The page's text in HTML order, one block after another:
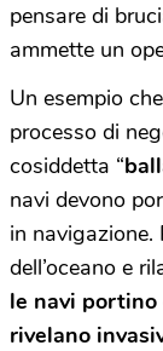
pensare di
ammette un
Un esempio
processo di
cosiddetta “
navi devono
in navigazione.
dell’oceano e
le navi portino
rivelano